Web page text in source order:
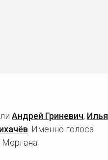
Андрей Гриневич, Илья
. Именно голоса